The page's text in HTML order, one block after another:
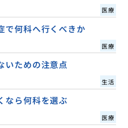
医療
で何科へ行くべきか
医療
いための注意点
生活
なら何科を選ぶ
医療